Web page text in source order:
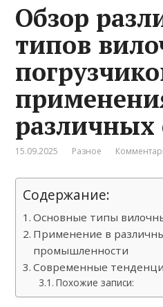
Обзор
типов
различных
15.09.2025 Разное
Содержание:
Основные типы
Применение в
промышленности
Современные
Похожие записи: